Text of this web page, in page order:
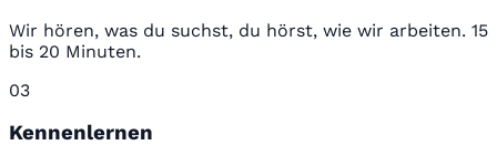
Wir hören, was du suchst, du hörst, wie wir arbeiten. 15
bis 20 Minuten.
03
Kennenlernen